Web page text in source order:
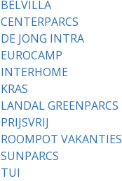
BELVILLA
CENTERPARCS
DE JONG INTRA
EUROCAMP
INTERHOME
KRAS
LANDAL GREENPARCS
PRIJSVRIJ
ROOMPOT VAKANTIES
SUNPARCS
TUI